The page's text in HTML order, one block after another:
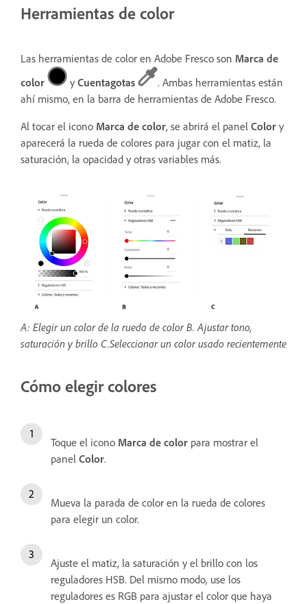
Herramientas de color
Las herramientas de color en Adobe Fresco son Marca de
color
y Cuentagotas
. Ambas herramientas están
ahí mismo, en la barra de herramientas de Adobe Fresco.
Al tocar el icono Marca de color, se abrirá el panel Color y
aparecerá la rueda de colores para jugar con el matiz, la
saturación, la opacidad y otras variables más.
A: Elegir un color de la rueda de color B. Ajustar tono,
saturación y brillo C.Seleccionar un color usado recientemente
Cómo elegir colores
Toque el icono Marca de color para mostrar el
panel Color.
Mueva la parada de color en la rueda de colores
para elegir un color.
Ajuste el matiz, la saturación y el brillo con los
reguladores HSB. Del mismo modo, use los
reguladores es RGB para ajustar el color que haya